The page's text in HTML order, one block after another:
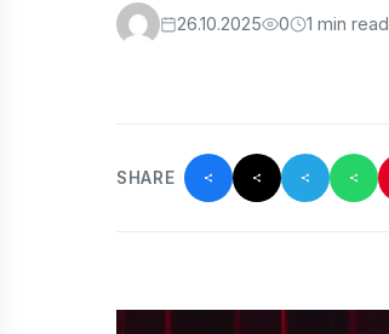
26.10.2025 0 1 min read
SHARE